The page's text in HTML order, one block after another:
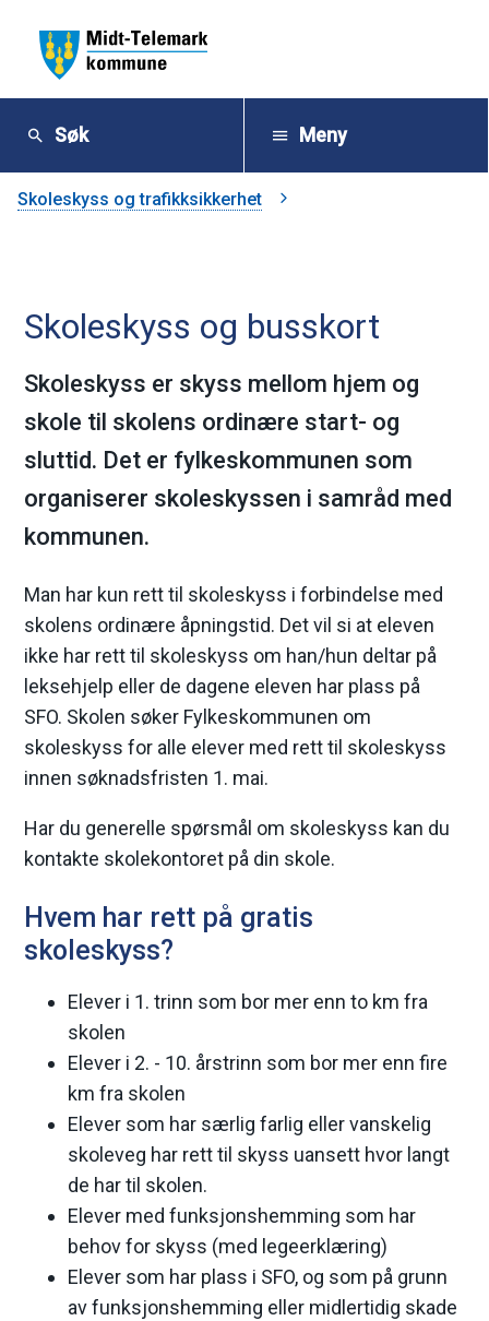
M
d
T
e
l
e
m
r
k
k
m
u
n
e
Søk Meny
Du
Skoleskyss og trafikksikkerhet
Skoleskyss og busskort
Skoleskyss er skyss mellom hjem og
skole til skolens ordinære start- og
sluttid. Det er fylkeskommunen som
organiserer skoleskyssen i samråd med
kommunen.
Man har kun rett til skoleskyss i forbindelse med
skolens ordinære åpningstid. Det vil si at eleven
ikke har rett til skoleskyss om han/hun deltar på
leksehjelp eller de dagene eleven har plass på
SFO. Skolen søker Fylkeskommunen om
skoleskyss for alle elever med rett til skoleskyss
innen søknadsfristen 1. mai.
Har du generelle spørsmål om skoleskyss kan du
kontakte skolekontoret på din skole.
Hvem har rett på gratis
skoleskyss?
Elever i 1. trinn som bor mer enn to km fra
skolen
Elever i 2. - 10. årstrinn som bor mer enn fire
km fra skolen
Elever som har særlig farlig eller vanskelig
skoleveg har rett til skyss uansett hvor langt
de har til skolen.
Elever med funksjonshemming som har
behov for skyss (med legeerklæring)
Elever som har plass i SFO, og som på grunn
av funksjonshemming eller midlertidig skade